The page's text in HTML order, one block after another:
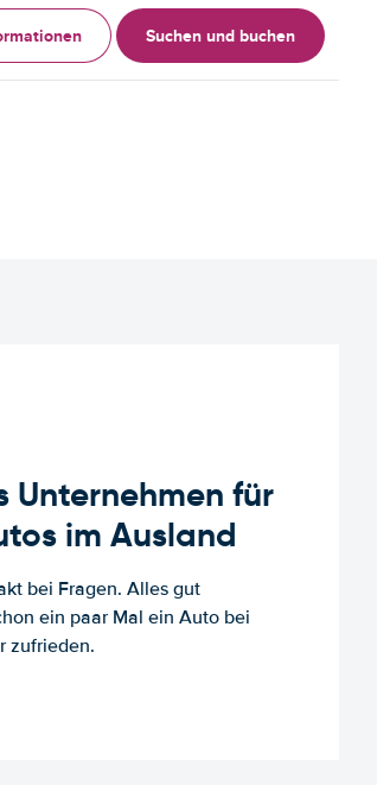
Suchen und buchen
Unternehmen für
im Ausland
bei Fragen. Alles gut
ein paar Mal ein Auto bei
zufrieden.